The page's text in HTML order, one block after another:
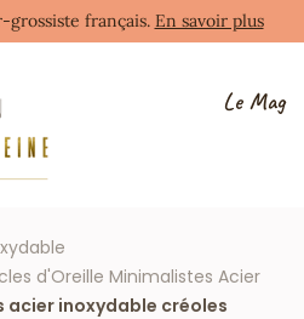
français. En savoir plus
Le Mag
d'Oreille Minimalistes Acier
acier inoxydable créoles